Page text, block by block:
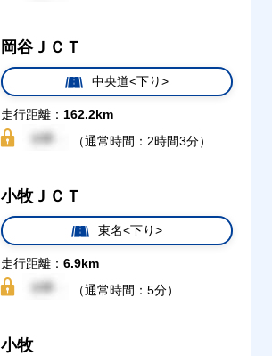
岡谷ＪＣＴ
中央道<下り>
走行距離： 162.2km
（通常時間：2時間3分）
小牧ＪＣＴ
東名<下り>
走行距離： 6.9km
（通常時間：5分）
小牧